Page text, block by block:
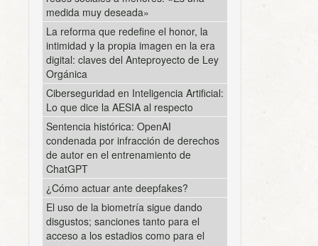
medida muy deseada»
La reforma que redefine el honor, la
intimidad y la propia imagen en la era
digital: claves del Anteproyecto de Ley
Orgánica
Ciberseguridad en Inteligencia Artificial:
Lo que dice la AESIA al respecto
Sentencia histórica: OpenAI
condenada por infracción de derechos
de autor en el entrenamiento de
ChatGPT
¿Cómo actuar ante deepfakes?
El uso de la biometría sigue dando
disgustos; sanciones tanto para el
acceso a los estadios como para el